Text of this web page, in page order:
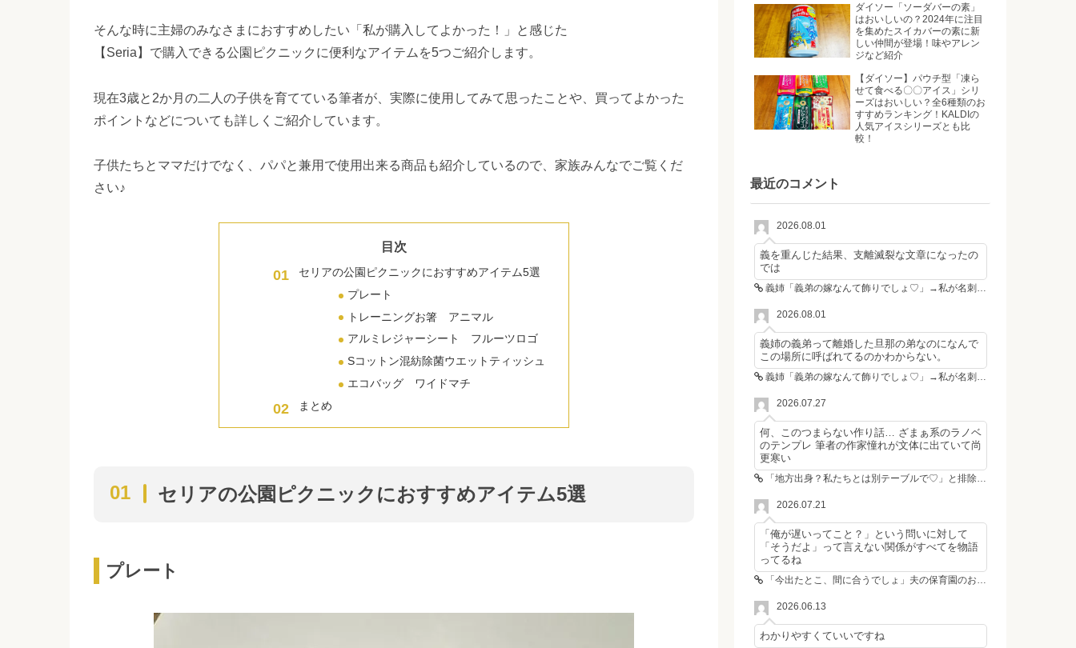
そんな時に主婦のみなさまにおすすめしたい「私が購入してよかった！」と感じた
【Seria】で購入できる公園ピクニックに便利なアイテムを5つご紹介します。
現在3歳と2か月の二人の子供を育てている筆者が、実際に使用してみて思ったことや、買ってよかった
ポイントなどについても詳しくご紹介しています。
子供たちとママだけでなく、パパと兼用で使用出来る商品も紹介しているので、家族みんなでご覧くだ
さい♪
目次
セリアの公園ピクニックにおすすめアイテム5選
プレート
トレーニングお箸 アニマル
アルミレジャーシート フルーツロゴ
Sコットン混紡除菌ウエットティッシュ
エコバッグ ワイドマチ
まとめ
セリアの公園ピクニックにおすすめアイテム5選
プレート
ダイソー「ソーダバーの素」
はおいしいの？2024年に注目
を集めたスイカバーの素に新
しい仲間が登場！味やアレン
ジなど紹介
【ダイソー】パウチ型「凍ら
せて食べる〇〇アイス」シリ
ーズはおいしい？全6種類のお
すすめランキング！KALDIの
人気アイスシリーズとも比
較！
最近のコメント
2026.08.01
義を重んじた結果、支離滅裂な文章になったの
では
義姉「義弟の嫁なんて飾りでしょ♡」→私が名刺を置いた瞬間、不倫相手が青ざめた
2026.08.01
義姉の義弟って離婚した旦那の弟なのになんで
この場所に呼ばれてるのかわからない。
義姉「義弟の嫁なんて飾りでしょ♡」→私が名刺を置いた瞬間、不倫相手が青ざめた
2026.07.27
何、このつまらない作り話… ざまぁ系のラノベ
のテンプレ 筆者の作家憧れが文体に出ていて尚
更寒い
「地方出身？私たちとは別テーブルで♡」と排除した女性4人組→その後4人が青ざめたワケ
2026.07.21
「俺が遅いってこと？」という問いに対して
「そうだよ」って言えない関係がすべてを物語
ってるね
「今出たとこ、間に合うでしょ」夫の保育園のお迎え遅刻に走る私、位置情報共有で逆転しました
2026.06.13
わかりやすくていいですね